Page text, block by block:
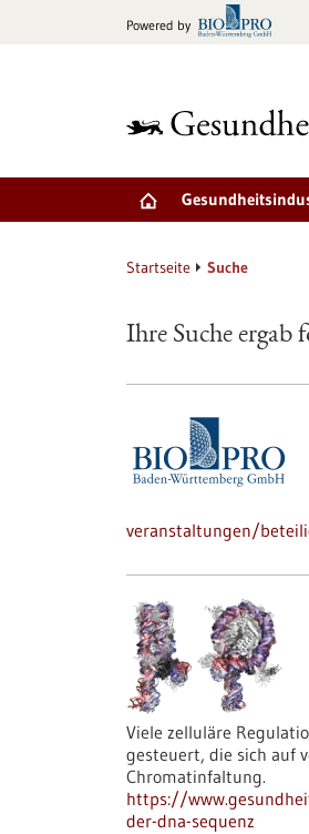
Powered by
Startseite Suche
Ihre Suche ergab
veranstaltungen/
Viele zelluläre
gesteuert, die sich auf
Chromatinfaltung.
https://
der-dna-sequenz